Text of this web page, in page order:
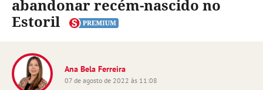
abandonar recém-nascido no
Estoril
Ana Bela Ferreira
07 de agosto de 2022 às 11:08